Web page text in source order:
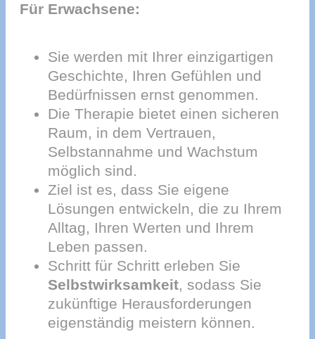
Für Erwachsene:
Sie werden mit Ihrer einzigartigen
Geschichte, Ihren Gefühlen und
Bedürfnissen ernst genommen.
Die Therapie bietet einen sicheren
Raum, in dem Vertrauen,
Selbstannahme und Wachstum
möglich sind.
Ziel ist es, dass Sie eigene
Lösungen entwickeln, die zu Ihrem
Alltag, Ihren Werten und Ihrem
Leben passen.
Schritt für Schritt erleben Sie
Selbstwirksamkeit, sodass Sie
zukünftige Herausforderungen
eigenständig meistern können.